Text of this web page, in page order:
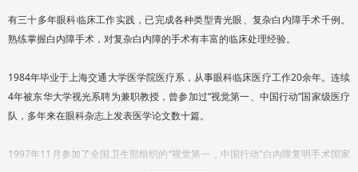
有三十多年眼科临床工作实践，已完成各种类型青光眼、复杂白内障手术千例。
熟练掌握白内障手术，对复杂白内障的手术有丰富的临床处理经验。
1984年毕业于上海交通大学医学院医疗系，从事眼科临床医疗工作20余年。连续
4年被东华大学视光系聘为兼职教授，曾参加过“视觉第一、中国行动”国家级医疗
队，多年来在眼科杂志上发表医学论文数十篇。
1997年11月参加了全国卫生部组织的“视觉第一，中国行动”白内障复明手术国家